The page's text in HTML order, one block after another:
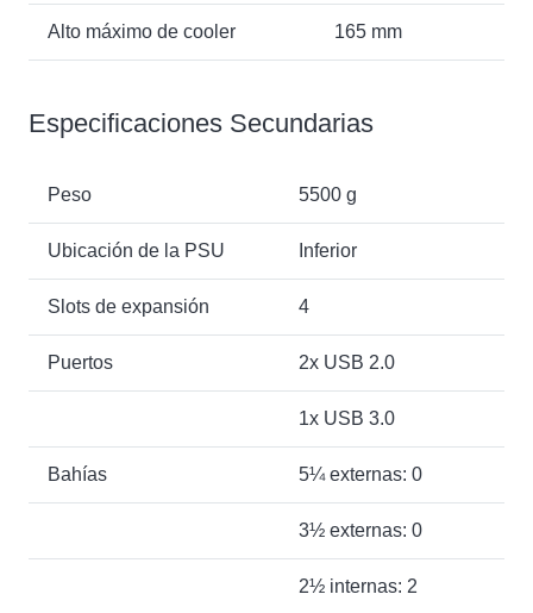
Alto máximo de cooler 165 mm
Especificaciones Secundarias
Peso 5500 g
Ubicación de la PSU Inferior
Slots de expansión 4
Puertos 2x USB 2.0
1x USB 3.0
Bahías 5¼ externas: 0
3½ externas: 0
2½ internas: 2